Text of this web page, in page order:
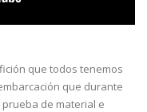
que todos tenemos
que durante
de material e